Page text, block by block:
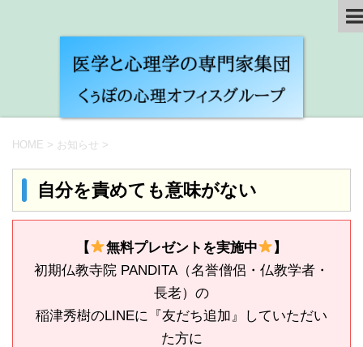
HOME > お知らせ >
自分を責めても意味がない
【 無料プレゼントを実施中
】
初期仏教寺院 PANDITA（名誉僧侶・仏教学者・
長老）の
稲津秀樹のLINEに『友だち追加』していただい
た方に